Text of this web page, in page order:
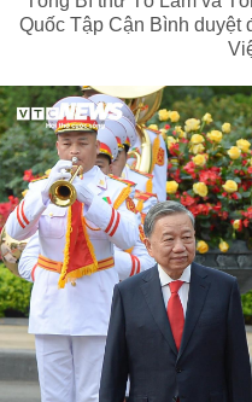
Quốc Tập Cận Bình duyệt